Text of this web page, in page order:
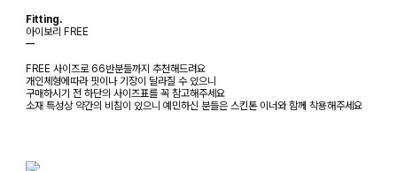
Fitting.
아이보리 FREE
ㅡ
FREE 사이즈로 66반분들까지 추천해드려요
개인체형에따라 핏이나 기장이 달라질 수 있으니
구매하시기 전 하단의 사이즈표를 꼭 참고해주세요
소재 특성상 약간의 비침이 있으니 예민하신 분들은 스킨톤 이너와 함께 착용해주세요